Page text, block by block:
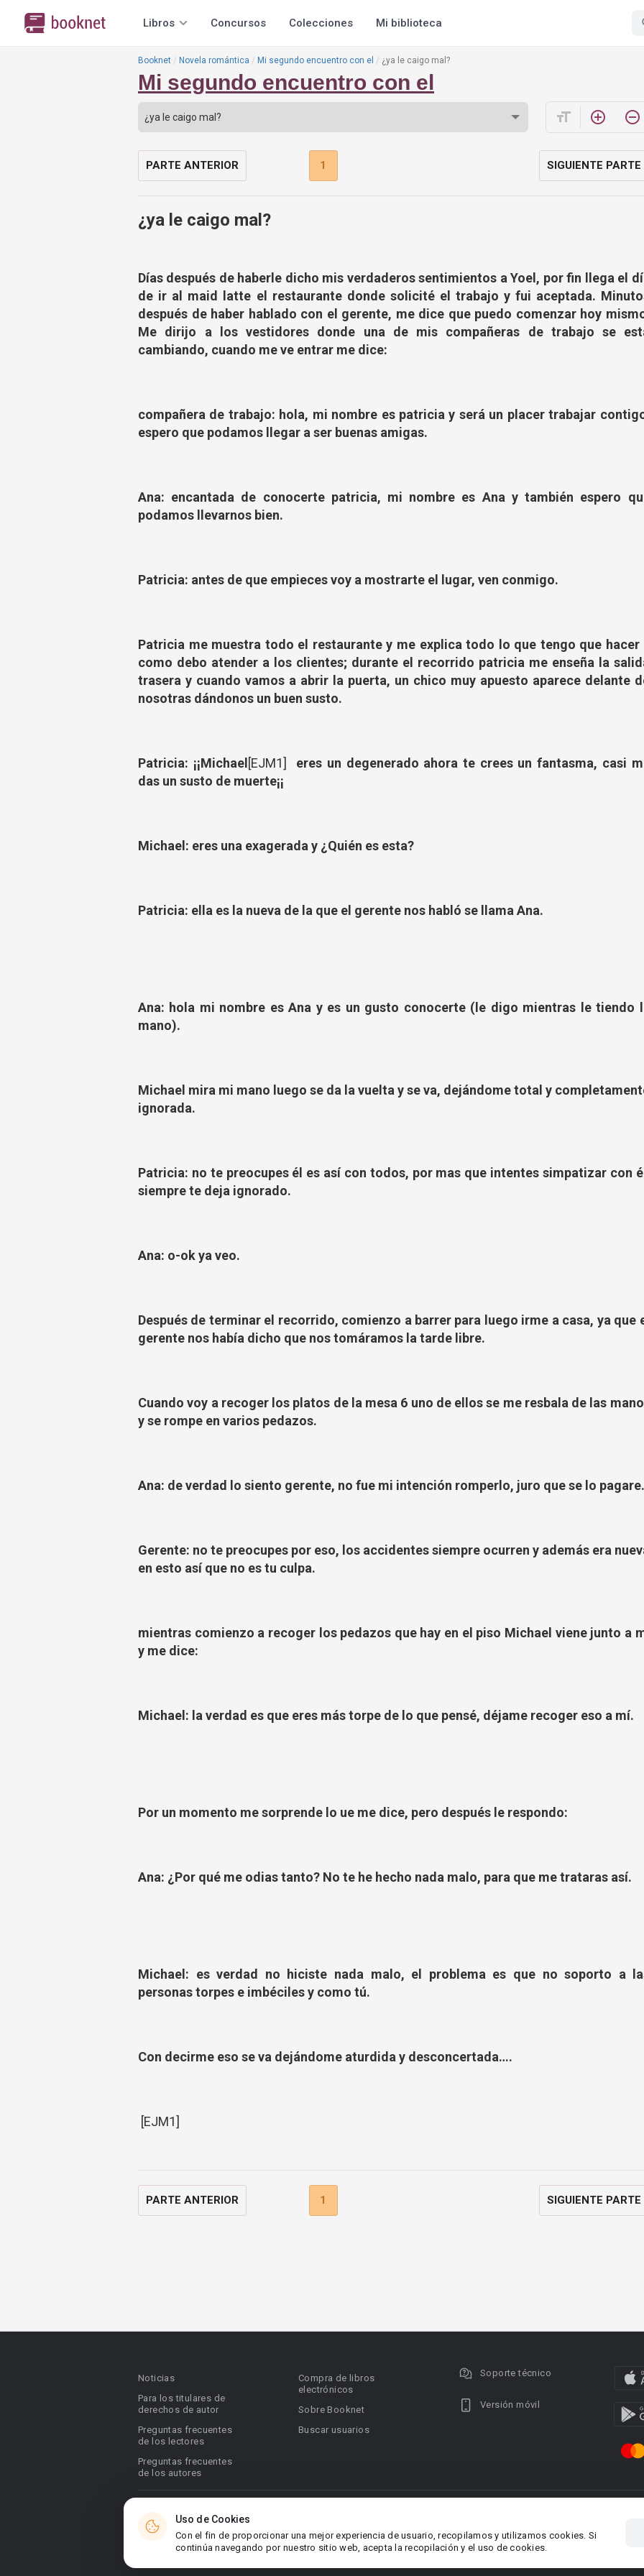
Libros Concursos Colecciones Mi biblioteca
Booknet Novela romántica Mi segundo encuentro con el ¿ya le caigo mal?
Mi segundo encuentro con el
format_size add_circle_outline remove_circle_outline
PARTE ANTERIOR 1 SIGUIENTE PARTE
¿ya le caigo mal?
Días después de haberle dicho mis verdaderos sentimientos a Yoel, por fin llega el
de ir al maid latte el restaurante donde solicité el trabajo y fui aceptada.
después de haber hablado con el gerente, me dice que puedo comenzar hoy
Me dirijo a los vestidores donde una de mis compañeras de trabajo se
cambiando, cuando me ve entrar me dice:
compañera de trabajo: hola, mi nombre es patricia y será un placer trabajar
espero que podamos llegar a ser buenas amigas.
Ana: encantada de conocerte patricia, mi nombre es Ana y también espero
podamos llevarnos bien.
Patricia: antes de que empieces voy a mostrarte el lugar, ven conmigo.
Patricia me muestra todo el restaurante y me explica todo lo que tengo que hacer
como debo atender a los clientes; durante el recorrido patricia me enseña la
trasera y cuando vamos a abrir la puerta, un chico muy apuesto aparece delante
nosotras dándonos un buen susto.
Patricia: ¡¡Michael [EJM1]
eres un degenerado ahora te crees un fantasma, casi
das un susto de muerte¡¡
Michael: eres una exagerada y ¿Quién es esta?
Patricia: ella es la nueva de la que el gerente nos habló se llama Ana.
Ana: hola mi nombre es Ana y es un gusto conocerte (le digo mientras le tiendo
mano).
Michael mira mi mano luego se da la vuelta y se va, dejándome total y
ignorada.
Patricia: no te preocupes él es así con todos, por mas que intentes simpatizar con
siempre te deja ignorado.
Ana: o-ok ya veo.
Después de terminar el recorrido, comienzo a barrer para luego irme a casa, ya que
gerente nos había dicho que nos tomáramos la tarde libre.
Cuando voy a recoger los platos de la mesa 6 uno de ellos se me resbala de las
y se rompe en varios pedazos.
Ana: de verdad lo siento gerente, no fue mi intención romperlo, juro que se lo pagare.
Gerente: no te preocupes por eso, los accidentes siempre ocurren y además era
en esto así que no es tu culpa.
mientras comienzo a recoger los pedazos que hay en el piso Michael viene junto a
y me dice:
Michael: la verdad es que eres más torpe de lo que pensé, déjame recoger eso a mí.
Por un momento me sorprende lo ue me dice, pero después le respondo:
Ana: ¿Por qué me odias tanto? No te he hecho nada malo, para que me trataras así.
Michael: es verdad no hiciste nada malo, el problema es que no soporto a
personas torpes e imbéciles y como tú.
Con decirme eso se va dejándome aturdida y desconcertada….
[EJM1]
PARTE ANTERIOR 1 SIGUIENTE PARTE
Uso de Cookies
Con el fin de proporcionar una mejor experiencia de usuario, recopilamos y utilizamos cookies. Si
continúa navegando por nuestro sitio web, acepta la recopilación y el uso de cookies.
Noticias
Para los titulares de
derechos de autor
Preguntas frecuentes
de los lectores
Preguntas frecuentes
de los autores
Compra de libros
electrónicos
Sobre Booknet
Buscar usuarios
Soporte técnico
Versión móvil
© 2026 Booknet. Todos los derechos reservados.
Dirección comercial: Griva Digeni 51, oficina 1, Larnaca,
6036, Chipre
Área RR.PP.: pr@booknet.com